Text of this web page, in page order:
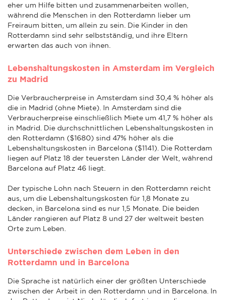
eher um Hilfe bitten und zusammenarbeiten wollen,
während die Menschen in den Rotterdamn lieber um
Freiraum bitten, um allein zu sein. Die Kinder in den
Rotterdamn sind sehr selbstständig, und ihre Eltern
erwarten das auch von ihnen.
Lebenshaltungskosten in Amsterdam im Vergleich
zu Madrid
Die Verbraucherpreise in Amsterdam sind 30,4 % höher als
die in Madrid (ohne Miete). In Amsterdam sind die
Verbraucherpreise einschließlich Miete um 41,7 % höher als
in Madrid. Die durchschnittlichen Lebenshaltungskosten in
den Rotterdamn ($1680) sind 47% höher als die
Lebenshaltungskosten in Barcelona ($1141). Die Rotterdam
liegen auf Platz 18 der teuersten Länder der Welt, während
Barcelona auf Platz 46 liegt.
Der typische Lohn nach Steuern in den Rotterdamn reicht
aus, um die Lebenshaltungskosten für 1,8 Monate zu
decken, in Barcelona sind es nur 1,5 Monate. Die beiden
Länder rangieren auf Platz 8 und 27 der weltweit besten
Orte zum Leben.
Unterschiede zwischen dem Leben in den
Rotterdamn und in Barcelona
Die Sprache ist natürlich einer der größten Unterschiede
zwischen der Arbeit in den Rotterdamn und in Barcelona. In